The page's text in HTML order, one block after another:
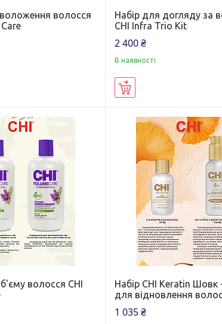
волосся
Набір для догляду за
CHI Infra Trio Kit
2 400 ₴
В наявності
волосся CHI
Набір CHI Keratin Шовк
для відновлення
1 035 ₴